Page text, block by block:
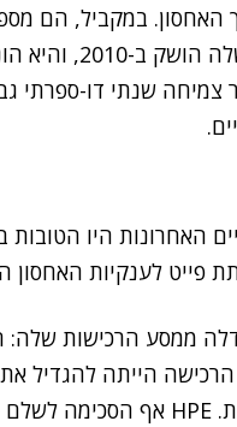
האחסון. במקביל, הם
האחרונות היו
פייט לענקיות
ממסע הרכישות שלה: